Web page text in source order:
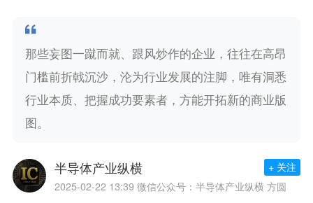
那些妄图一蹴而就、跟风炒作的企业，往往在高昂
门槛前折戟沉沙，沦为行业发展的注脚，唯有洞悉
行业本质、把握成功要素者，方能开拓新的商业版
图。
半导体产业纵横
2025-02-22 13:39 微信公众号：半导体产业纵横 方圆
+ 关注